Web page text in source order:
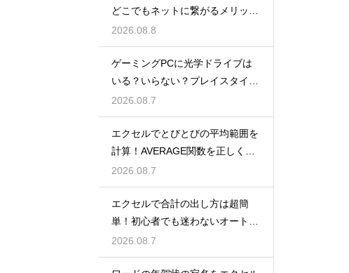
どこでもネットに繋がるメリット
解説
2026.08.8
ゲーミングPCに光学ドライブは
いる？いらない？プレイスタイル
で判断
2026.08.7
エクセルでとびとびの平均範囲を
計算！AVERAGE関数を正しく使
うコツ
2026.08.7
エクセルで合計の出し方は超簡
単！初心者でも迷わないオートS
UM術！
2026.08.7